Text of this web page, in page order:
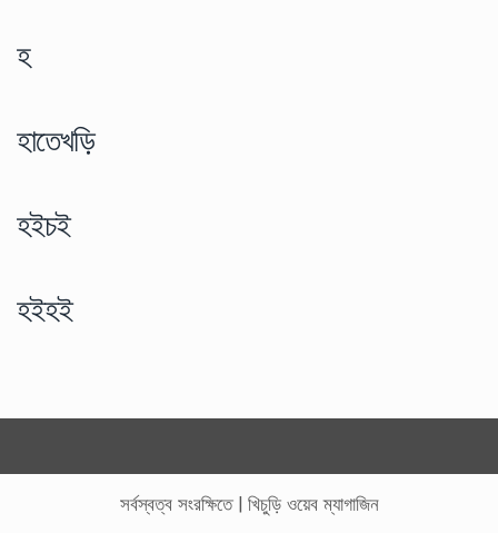
হ
হাতেখড়ি
হইচই
হইহই
সর্বস্বত্ব সংরক্ষিতে | খিচুড়ি ওয়েব ম্যাগাজিন